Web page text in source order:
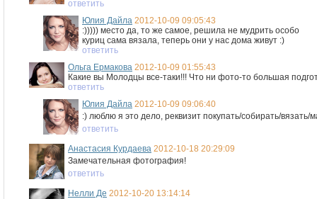
ответить
Юлия Дайла 2012-10-09 09:05:43
:))))) место да, то же самое, решила не мудрить особо
куриц сама вязала, теперь они у нас дома живут :)
ответить
Ольга Ермакова 2012-10-09 01:55:43
Какие вы Молодцы все-таки!!! Что ни фото-то большая
ответить
Юлия Дайла 2012-10-09 09:06:40
:) люблю я это дело, реквизит покупать/собирать/вязать/
ответить
Анастасия Курдаева 2012-10-18 20:29:09
Замечательная фотография!
ответить
Нелли Де 2012-10-20 13:14:14